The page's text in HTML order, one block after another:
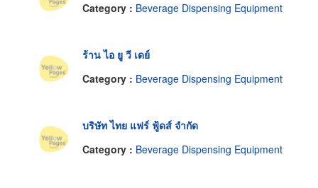
Category : Beverage Dispensing Equipment
ร้าน ไอ ยู วี เดย์
Category : Beverage Dispensing Equipment
บริษัท ไทย แฟร์ ฟู้ดส์ จำกัด
Category : Beverage Dispensing Equipment